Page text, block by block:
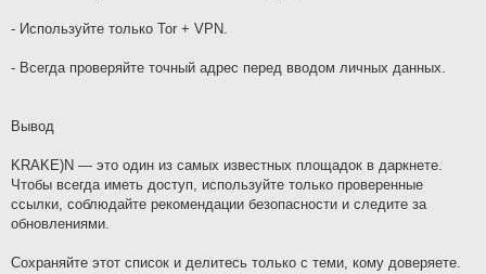
- Используйте только Tor + VPN.
- Всегда проверяйте точный адрес перед вводом личных данных.
Вывод
KRAKE)N — это один из самых известных площадок в даркнете.
Чтобы всегда иметь доступ, используйте только проверенные
ссылки, соблюдайте рекомендации безопасности и следите за
обновлениями.
Сохраняйте этот список и делитесь только с теми, кому доверяете.